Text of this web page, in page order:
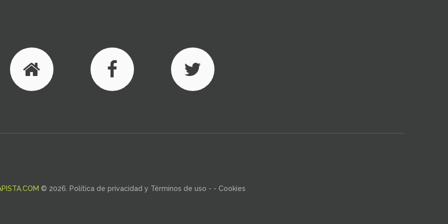
© 2026 Política de privacidad y Términos de uso - - Cookies